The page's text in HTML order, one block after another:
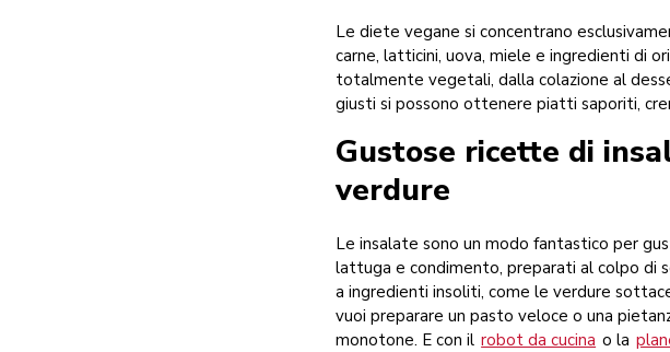
Le diete vegane si concentrano
carne, latticini, uova, miele e ingredienti di
totalmente vegetali, dalla colazione al
giusti si possono ottenere piatti saporiti,
Gustose ricette di
verdure
Le insalate sono un modo fantastico per
lattuga e condimento, preparati al colpo di
a ingredienti insoliti, come le verdure
vuoi preparare un pasto veloce o una
monotone. E con il robot da cucina o la